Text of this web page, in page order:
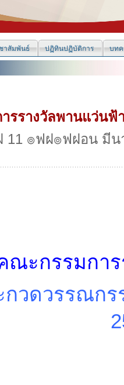
าสัมพันธ์ ปฏิทินปฏิบัติการ บทค
รรางวัลพานแว่นฟ้
11 ๏ฟฝ๏ฟฝอน มี
ณะกรรมกา
กวดวรรณก